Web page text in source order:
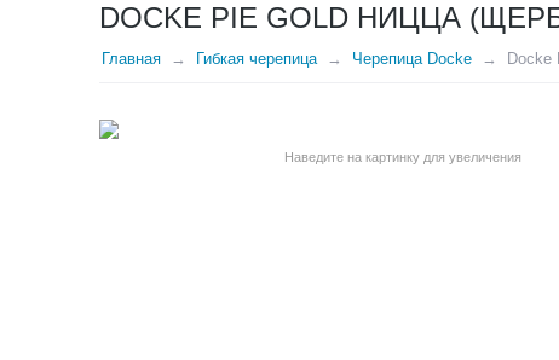
DOCKE PIE GOLD НИЦЦА
Главная Гибкая черепица Черепица Docke
Наведите на картинку для увеличения